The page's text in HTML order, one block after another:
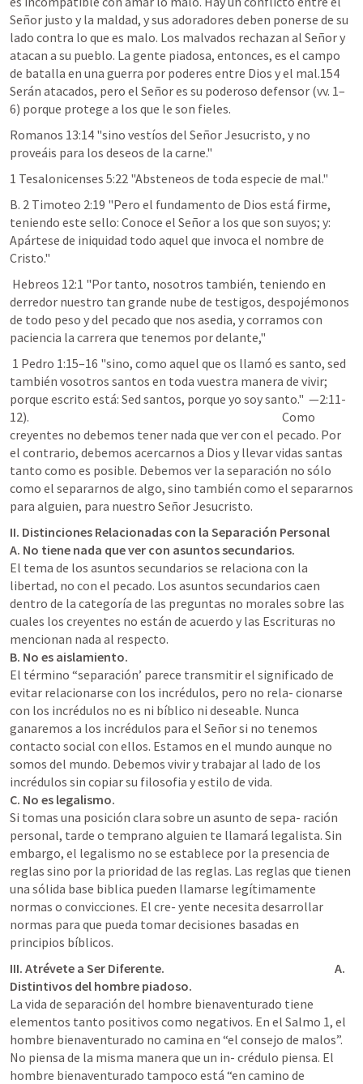
Señor justo y la maldad, y sus adoradores deben ponerse de su
lado contra lo que es malo. Los malvados rechazan al Señor y
atacan a su pueblo. La gente piadosa, entonces, es el campo
de batalla en una guerra por poderes entre Dios y el mal.154
Serán atacados, pero el Señor es su poderoso defensor (vv. 1–
6) porque protege a los que le son fieles.
Romanos 13:14 "sino vestíos del Señor Jesucristo, y no
proveáis para los deseos de la carne."
1 Tesalonicenses 5:22 "Absteneos de toda especie de mal."
B. 2 Timoteo 2:19 "Pero el fundamento de Dios está firme,
teniendo este sello: Conoce el Señor a los que son suyos; y:
Apártese de iniquidad todo aquel que invoca el nombre de
Cristo."
Hebreos 12:1 "Por tanto, nosotros también, teniendo en
derredor nuestro tan grande nube de testigos, despojémonos
de todo peso y del pecado que nos asedia, y corramos con
paciencia la carrera que tenemos por delante,"
1 Pedro 1:15–16 "sino, como aquel que os llamó es santo, sed
también vosotros santos en toda vuestra manera de vivir;
porque escrito está: Sed santos, porque yo soy santo."  —2:11-
12).                                                                                                        Como
creyentes no debemos tener nada que ver con el pecado. Por
el contrario, debemos acercarnos a Dios y llevar vidas santas
tanto como es posible. Debemos ver la separación no sólo
como el separarnos de algo, sino también como el separarnos
II. Distinciones Relacionadas con la Separación Personal
A. No tiene nada que ver con asuntos secundarios.
El tema de los asuntos secundarios se relaciona con la
libertad, no con el pecado. Los asuntos secundarios caen
dentro de la categoría de las preguntas no morales sobre las
cuales los creyentes no están de acuerdo y las Escrituras no
B. No es aislamiento.
El término “separación’ parece transmitir el significado de
evitar relacionarse con los incrédulos, pero no rela- cionarse
con los incrédulos no es ni bíblico ni deseable. Nunca
ganaremos a los incrédulos para el Señor si no tenemos
contacto social con ellos. Estamos en el mundo aunque no
somos del mundo. Debemos vivir y trabajar al lado de los
C. No es legalismo.
Si tomas una posición clara sobre un asunto de sepa- ración
personal, tarde o temprano alguien te llamará legalista. Sin
embargo, el legalismo no se establece por la presencia de
reglas sino por la prioridad de las reglas. Las reglas que tienen
una sólida base biblica pueden llamarse legítimamente
normas o convicciones. El cre- yente necesita desarrollar
normas para que pueda tomar decisiones basadas en
principios bíblicos.
III. Atrévete a Ser Diferente.                                                                      A.
Distintivos del hombre piadoso.
La vida de separación del hombre bienaventurado tiene
elementos tanto positivos como negativos. En el Salmo 1, el
hombre bienaventurado no camina en “el consejo de malos”.
No piensa de la misma manera que un in- crédulo piensa. El
hombre bienaventurado tampoco está “en camino de